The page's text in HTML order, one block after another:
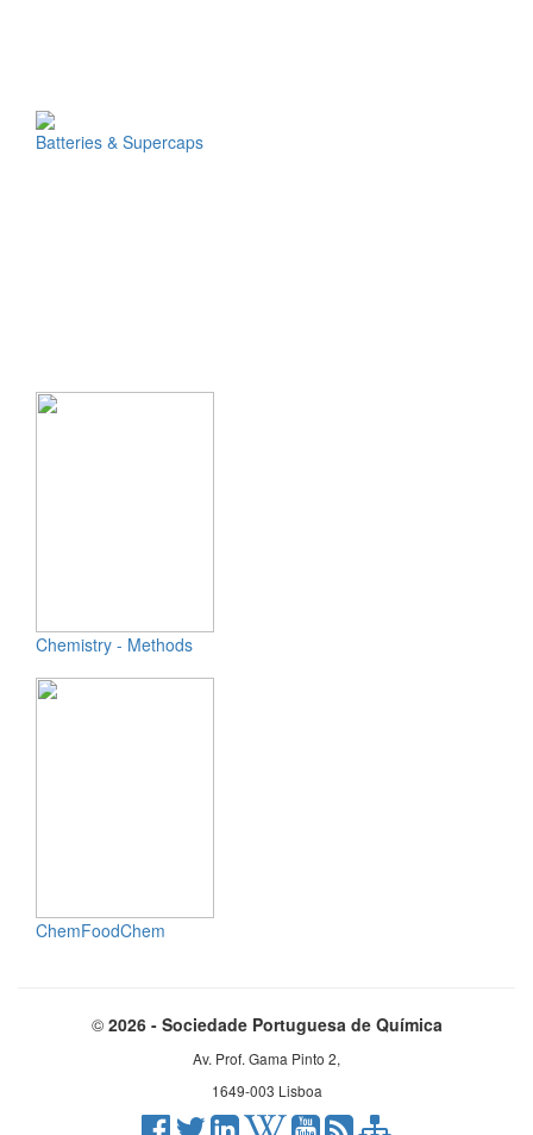
Batteries & Supercaps
Chemistry - Methods
ChemFoodChem
© 2026 - Sociedade Portuguesa de Química
Av. Prof. Gama Pinto 2,
1649-003 Lisboa